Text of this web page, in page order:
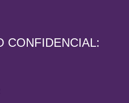
CONFIDENCIAL: